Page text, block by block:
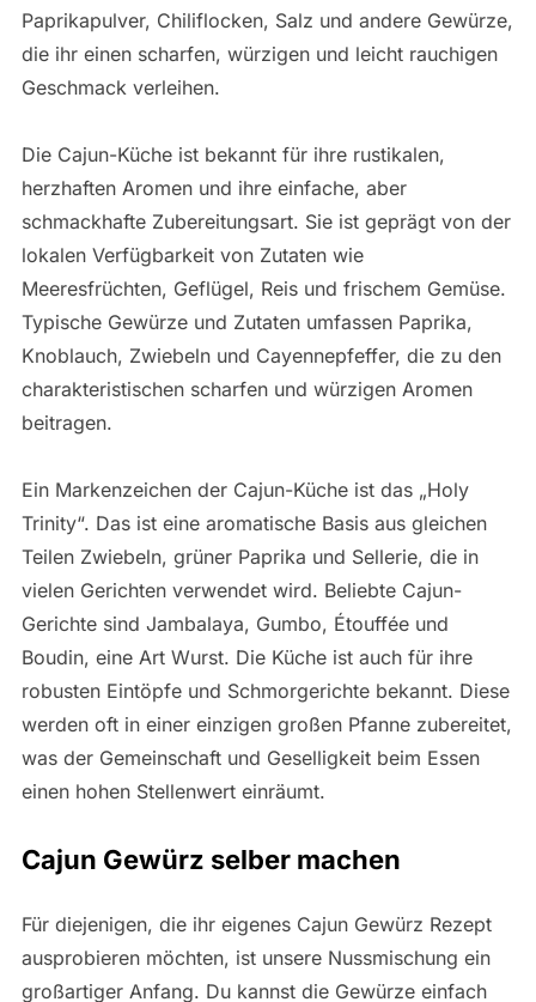
Paprikapulver, Chiliflocken, Salz und andere Gewürze,
die ihr einen scharfen, würzigen und leicht rauchigen
Geschmack verleihen.
Die Cajun-Küche ist bekannt für ihre rustikalen,
herzhaften Aromen und ihre einfache, aber
schmackhafte Zubereitungsart. Sie ist geprägt von der
lokalen Verfügbarkeit von Zutaten wie
Meeresfrüchten, Geflügel, Reis und frischem Gemüse.
Typische Gewürze und Zutaten umfassen Paprika,
Knoblauch, Zwiebeln und Cayennepfeffer, die zu den
charakteristischen scharfen und würzigen Aromen
beitragen.
Ein Markenzeichen der Cajun-Küche ist das „Holy
Trinity“. Das ist eine aromatische Basis aus gleichen
Teilen Zwiebeln, grüner Paprika und Sellerie, die in
vielen Gerichten verwendet wird. Beliebte Cajun-
Gerichte sind Jambalaya, Gumbo, Étouffée und
Boudin, eine Art Wurst. Die Küche ist auch für ihre
robusten Eintöpfe und Schmorgerichte bekannt. Diese
werden oft in einer einzigen großen Pfanne zubereitet,
was der Gemeinschaft und Geselligkeit beim Essen
einen hohen Stellenwert einräumt.
Cajun Gewürz selber machen
Für diejenigen, die ihr eigenes Cajun Gewürz Rezept
ausprobieren möchten, ist unsere Nussmischung ein
großartiger Anfang. Du kannst die Gewürze einfach